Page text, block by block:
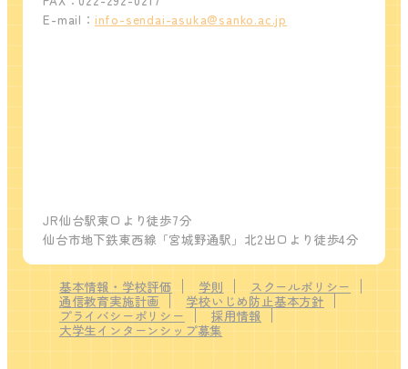
E-mail： info-sendai-asuka@sanko.ac.jp
JR仙台駅東口より徒歩7分
仙台市地下鉄東西線「宮城野通駅」北2出口より徒歩4分
基本情報・学校評価 学則
スクールポリシー
通信教育実施計画
学校いじめ防止基本方針
プライバシーポリシー
採用情報
大学生インターンシップ募集